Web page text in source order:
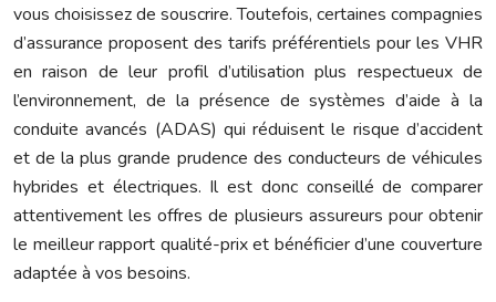
vous choisissez de souscrire. Toutefois, certaines compagnies
d’assurance proposent des tarifs préférentiels pour les VHR
en raison de leur profil d’utilisation plus respectueux de
l’environnement, de la présence de systèmes d’aide à la
conduite avancés (ADAS) qui réduisent le risque d’accident
et de la plus grande prudence des conducteurs de véhicules
hybrides et électriques. Il est donc conseillé de comparer
attentivement les offres de plusieurs assureurs pour obtenir
le meilleur rapport qualité-prix et bénéficier d’une couverture
adaptée à vos besoins.